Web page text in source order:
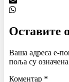
Оставите
Ваша адреса е-
поља су означена
Коментар *